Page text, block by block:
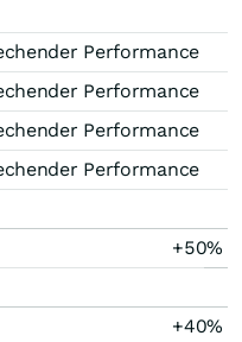
Performance
Performance
Performance
Performance
+50%
+40%